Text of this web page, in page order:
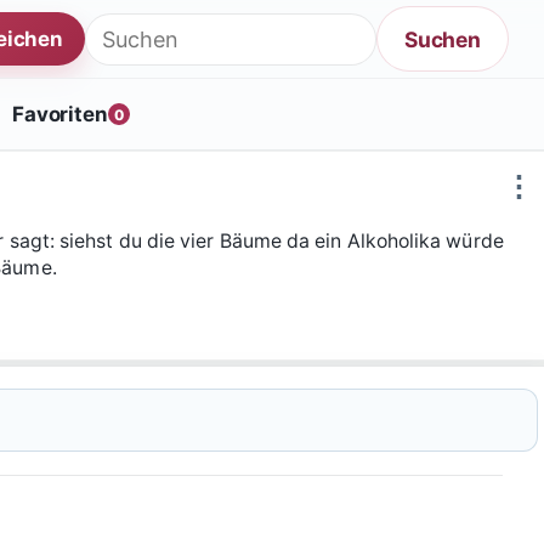
Suche nach: Suchen
Favoriten 0
⋮
siehst du die vier Bäume da ein Alkoholika würde